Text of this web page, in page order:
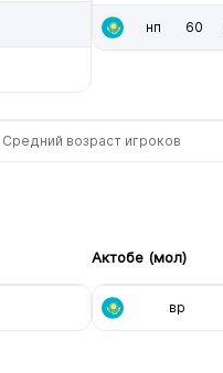
нп 60
Средний возраст игроков
Актобе (мол)
вр